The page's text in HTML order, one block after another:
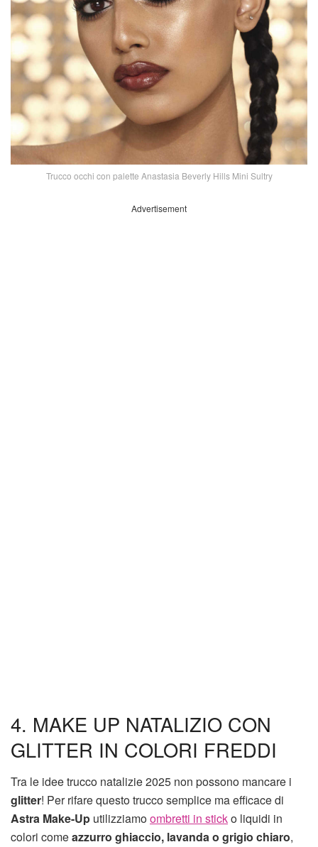
Trucco occhi con palette Anastasia Beverly Hills Mini Sultry
Advertisement
4. MAKE UP NATALIZIO CON
GLITTER IN COLORI FREDDI
Tra le idee trucco natalizie 2025 non possono mancare i
glitter! Per rifare questo trucco semplice ma efficace di
Astra Make-Up utilizziamoombretti in sticko liquidi in
colori comeazzurro ghiaccio, lavanda o grigio chiaro,